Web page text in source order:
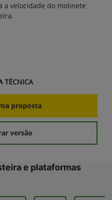
a velocidade do molinete
TÉCNICA
proposta
versão
e plataformas